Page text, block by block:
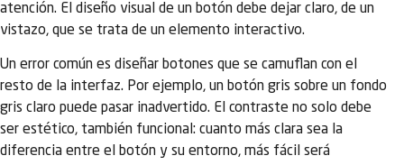
atención. El diseño visual de un botón debe dejar claro, de un
vistazo, que se trata de un elemento interactivo.
Un error común es diseñar botones que se camuflan con el
resto de la interfaz. Por ejemplo, un botón gris sobre un fondo
gris claro puede pasar inadvertido. El contraste no solo debe
ser estético, también funcional: cuanto más clara sea la
diferencia entre el botón y su entorno, más fácil será